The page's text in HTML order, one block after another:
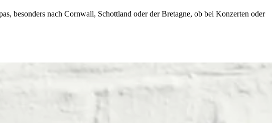
besonders nach Cornwall, Schottland oder der Bretagne, ob bei Konzerten oder